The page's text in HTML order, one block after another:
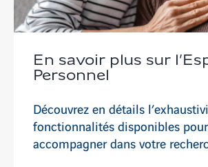
En savoir plus sur
Personnel
Découvrez en détails
fonctionnalités disponibles
accompagner dans votre